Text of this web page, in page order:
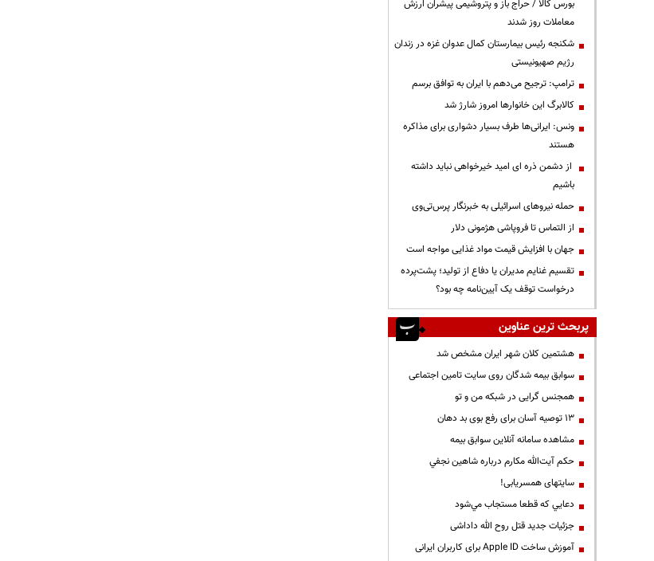
بورس کالا / حراج باز و پتروشیمی پیشران ارزش
معاملات روز شدند
شکنجه رئیس بیمارستان کمال عدوان غزه در زندان
رژیم صهیونیستی
ترامپ: ترجیح می‌دهم با ایران به توافق برسم
کالابرگ این خانوارها امروز شارژ شد
ونس: ایرانی‌ها طرف بسیار دشواری برای مذاکره
هستند
از دشمن ذره ای امید خیرخواهی نباید داشته
باشیم
حمله نیروهای اسرائیلی به خبرنگار پرس‌تی‌وی
از التماس تا فروپاشی هژمونی دلار
جهان با افزایش قیمت مواد غذایی مواجه است
تقسیم غنایم مدیران یا دفاع از تولید؛ پشت‌پرده
درخواست توقف یک آیین‌نامه چه بود؟
پربحث ترین عناوین
هشتمین کلان شهر ایران مشخص شد
سوابق بیمه شدگان روی سایت تامین اجتماعی
همجنس گرایی در شبکه من و تو
13 توصیه آسان برای رفع بوی بد دهان
مشاهده سامانه آنلاين سوابق بیمه
حكم آيت‌الله مكارم درباره شاهين نجفي
سایتهای همسریابی!
دعايي كه قطعا مستجاب مي‌شود
جزئیات جدید قتل روح الله داداشی
آموزش ساخت Apple ID برای کاربران ایرانی